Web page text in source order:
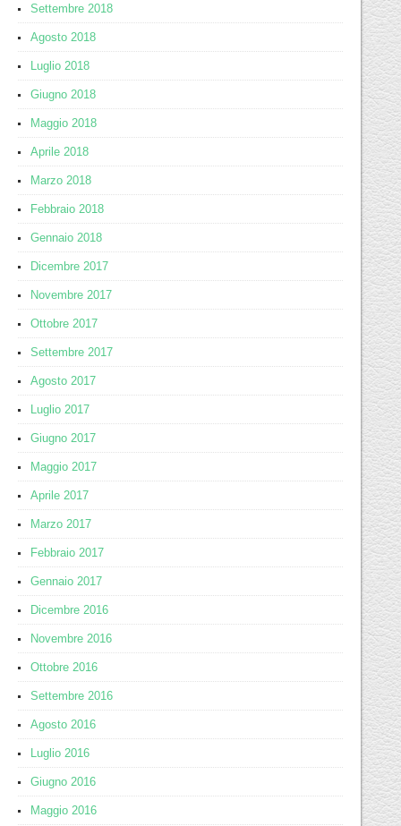
Settembre 2018
Agosto 2018
Luglio 2018
Giugno 2018
Maggio 2018
Aprile 2018
Marzo 2018
Febbraio 2018
Gennaio 2018
Dicembre 2017
Novembre 2017
Ottobre 2017
Settembre 2017
Agosto 2017
Luglio 2017
Giugno 2017
Maggio 2017
Aprile 2017
Marzo 2017
Febbraio 2017
Gennaio 2017
Dicembre 2016
Novembre 2016
Ottobre 2016
Settembre 2016
Agosto 2016
Luglio 2016
Giugno 2016
Maggio 2016